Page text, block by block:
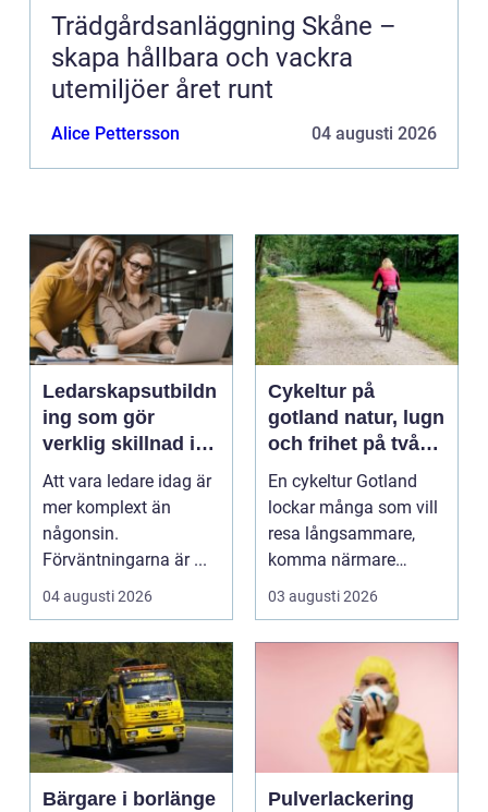
Trädgårdsanläggning Skåne –
skapa hållbara och vackra
utemiljöer året runt
Alice Pettersson 04 augusti 2026
Ledarskapsutbildn
ing som gör
verklig skillnad i
vardagen
Att vara ledare idag är
mer komplext än
någonsin.
Förväntningarna är ...
04 augusti 2026
Cykeltur på
gotland natur, lugn
och frihet på två
hjul
En cykeltur Gotland
lockar många som vill
resa långsammare,
komma närmare
naturen och känna
havsbris...
03 augusti 2026
Bärgare i borlänge
Pulverlackering